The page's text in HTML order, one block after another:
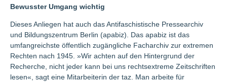
Bewusster Umgang wichtig
Dieses Anliegen hat auch das Antifaschistische Pressearchiv
und Bildungszentrum Berlin (apabiz). Das apabiz ist das
umfangreichste öffentlich zugängliche Facharchiv zur extremen
Rechten nach 1945. »Wir achten auf den Hintergrund der
Recherche, nicht jeder kann bei uns rechtsextreme Zeitschriften
lesen«, sagt eine Mitarbeiterin der taz. Man arbeite für